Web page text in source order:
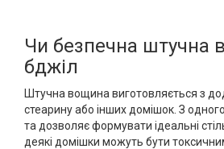
Чи безпечна штучна
бджіл
Штучна вощина виготовляється з
стеарину або інших домішок. З
та дозволяє формувати ідеальні
деякі домішки можуть бути